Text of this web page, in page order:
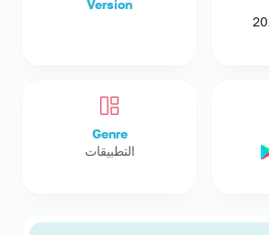
Version
Genre
التطبيقات